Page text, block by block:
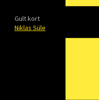
Gult kort
Niklas Süle